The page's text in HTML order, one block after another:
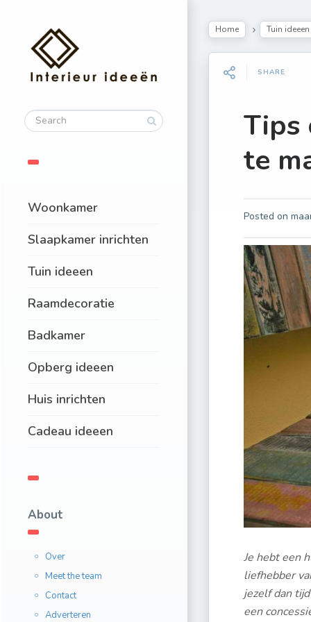
Woonkamer
Slaapkamer inrichten
Tuin ideeen
Raamdecoratie
Badkamer
Opberg ideeen
Huis inrichten
Cadeau ideeen
About
Over
Meet the team
Contact
Adverteren
Home Tuin ideeen
SHARE
Tips
te
Posted on
Je hebt een
liefhebber
jezelf dan
een